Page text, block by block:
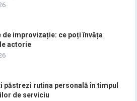
de improvizație: ce poți învăța
actorie
păstrezi rutina personală în timpul
de serviciu